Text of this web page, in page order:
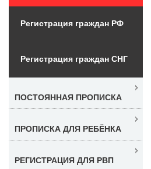
Регистрация граждан РФ
Регистрация граждан СНГ
ПОСТОЯННАЯ ПРОПИСКА
ПРОПИСКА ДЛЯ РЕБЁНКА
РЕГИСТРАЦИЯ ДЛЯ РВП